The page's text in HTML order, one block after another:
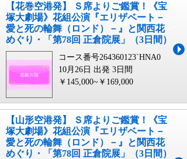
【花巻空港発】 Ｓ席よりご鑑賞！《宝
塚大劇場》花組公演『エリザベート－
愛と死の輪舞（ロンド）－』と関西花
めぐり・「第78回 正倉院展」（3日間）
コース番号264360123`HNA0
10月26日 出発 3日間
￥145,000~￥169,000
【山形空港発】 Ｓ席よりご鑑賞！《宝
塚大劇場》花組公演『エリザベート－
愛と死の輪舞（ロンド）－』と関西花
めぐり・「第78回 正倉院展」（3日間）